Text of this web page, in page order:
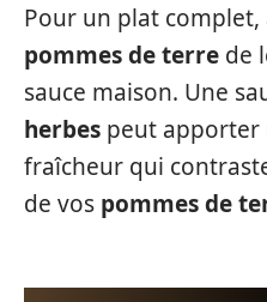
Pour un plat complet,
pommes de terre de
sauce maison. Une
herbes peut apporter
fraîcheur qui
de vos pommes de